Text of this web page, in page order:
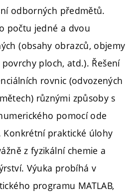
odborných předmětů.
počtu jedné a dvou
(obsahy obrazců, objemy
ploch, atd.). Řešení
rovnic (odvozených
různými způsoby s
pomocí ode
Konkrétní praktické úlohy
z fyzikální chemie a
Výuka probíhá v
programu MATLAB,